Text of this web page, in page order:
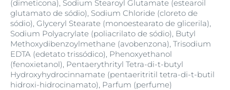
(dimeticona), Sodium Stearoyl Glutamate (estearoil
glutamato de sódio), Sodium Chloride (cloreto de
sódio), Glyceryl Stearate (monoestearato de glicerila),
Sodium Polyacrylate (poliacrilato de sódio), Butyl
Methoxydibenzoylmethane (avobenzona), Trisodium
EDTA (edetato trissódico), Phenoxyethanol
(fenoxietanol), Pentaerythrityl Tetra-di-t-butyl
Hydroxyhydrocinnamate (pentaeritritil tetra-di-t-butil
hidroxi-hidrocinamato), Parfum (perfume)